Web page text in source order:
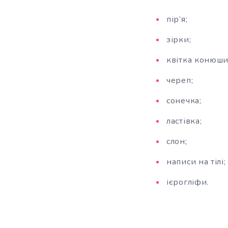
пір’я;
зірки;
квітка
череп;
сонечка;
ластівка;
слон;
написи на тілі;
ієрогліфи.